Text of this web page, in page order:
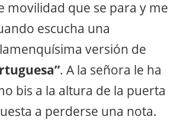
movilidad que se para y me
escucha una
versión de
. A la señora le ha
bis a la altura de la puerta
a perderse una nota.